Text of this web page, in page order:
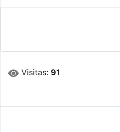
Visitas:91